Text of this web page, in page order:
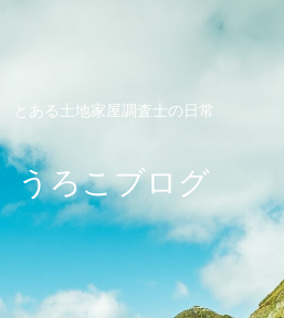
とある土地家屋調査士の日常
うろこブログ